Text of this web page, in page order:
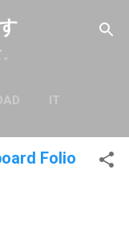
に移動
IT
Folio